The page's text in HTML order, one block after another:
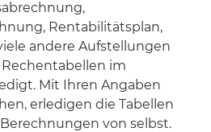
Rentabilitätsplan,
andere Aufstellungen
im
Mit Ihren Angaben
erledigen die Tabellen
von selbst.